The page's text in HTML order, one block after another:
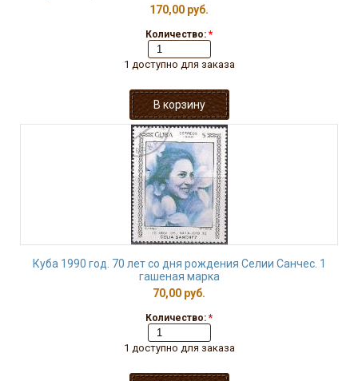
170,00 руб.
Количество: *
1 доступно для заказа
Куба 1990 год. 70 лет со дня рождения Селии Санчес. 1
гашеная марка
70,00 руб.
Количество: *
1 доступно для заказа